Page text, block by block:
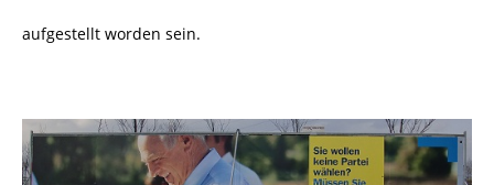
aufgestellt worden sein.